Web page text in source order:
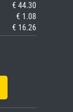
€ 44.30
€ 1.08
€ 16.26